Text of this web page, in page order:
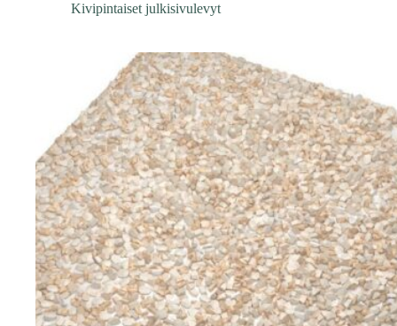
Kivipintaiset julkisivulevyt